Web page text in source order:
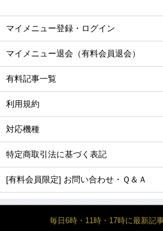
マイメニュー登録・ログイン
マイメニュー退会（有料会員退会）
有料記事一覧
利用規約
対応機種
特定商取引法に基づく表記
[有料会員限定] お問い合わせ・Ｑ＆Ａ
毎日6時・11時・17時に最新記